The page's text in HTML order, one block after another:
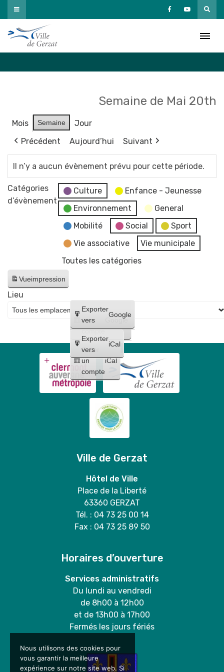
Passer
au
contenu
Semaine de Mai 20th
Mois Semaine
Jour
Précédent
Aujourd’hui Suivant
Il n’y a aucun évènement prévu pour cette période.
Catégories
d’évènement
Culture
Enfance - Jeunesse
Environnement
General
Mobilité
Social
Sport
Vie associative
Vie municipale
Toutes les catégories
Vueimpression
Créer
un
compte
Google
Créer
un
compte
iCal
Exporter
vers
Google
Exporter
vers
iCal
Lieu
Ville de Gerzat
Hôtel de Ville
Place de la Liberté
63360 GERZAT
Tél. : 04 73 25 00 14
Fax : 04 73 25 89 50
Horaires d’ouverture
Services administratifs
Du lundi au vendredi
de 8h00 à 12h00
et de 13h00 à 17h00
Fermés les jours fériés
Nous utilisons des cookies pour
vous garantir la meilleure
expérience sur notre site web. Si